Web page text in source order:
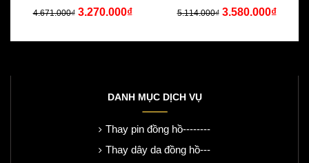
4.671.000₫ 3.270.000₫ 5.114.000₫ 3.580.000₫
DANH MỤC DỊCH VỤ
Thay pin đồng hồ--------
Thay dây da đồng hồ---